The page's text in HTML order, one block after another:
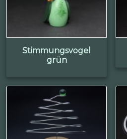
Stimmungsvogel
grün